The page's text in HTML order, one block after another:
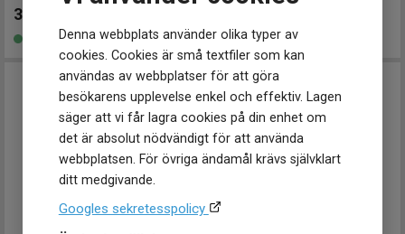
Denna webbplats använder olika typer av
cookies. Cookies är små textfiler som kan
användas av webbplatser för att göra
besökarens upplevelse enkel och effektiv. Lagen
säger att vi får lagra cookies på din enhet om
det är absolut nödvändigt för att använda
webbplatsen. För övriga ändamål krävs självklart
ditt medgivande.
Googles sekretesspolicy
398
Finns i lager Finns i lager